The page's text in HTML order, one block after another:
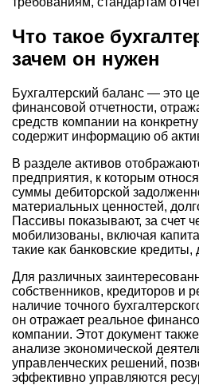
Что такое
зачем он нужен
Бухгалтерский баланс — это
финансовой отчетности,
средств компании на
содержит информацию об
В разделе активов
предприятия, к которым
суммы дебиторской
материальных ценностей,
Пассивы показывают, за счет
мобилизованы, включая
такие как банковские
Для различных
собственников, кредиторов и
наличие точного
он отражает реальное
компании. Этот документ
анализе экономической
управленческих решений,
эффективно управляются